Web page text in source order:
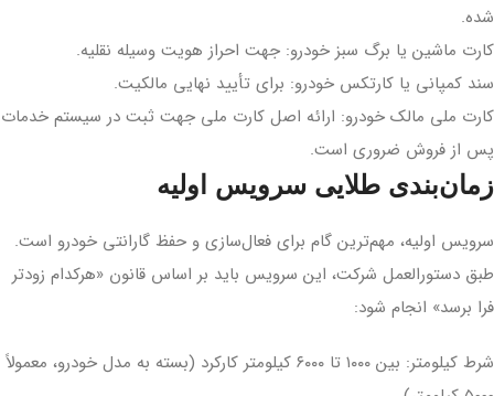
شده.
کارت ماشین یا برگ سبز خودرو: جهت احراز هویت وسیله نقلیه.
سند کمپانی یا کارتکس خودرو: برای تأیید نهایی مالکیت.
کارت ملی مالک خودرو: ارائه اصل کارت ملی جهت ثبت در سیستم خدمات
پس از فروش ضروری است.
زمان‌بندی طلایی سرویس اولیه
سرویس اولیه، مهم‌ترین گام برای فعال‌سازی و حفظ گارانتی خودرو است.
طبق دستورالعمل شرکت، این سرویس باید بر اساس قانون «هرکدام زودتر
فرا برسد» انجام شود:
شرط کیلومتر: بین ۱۰۰۰ تا ۶۰۰۰ کیلومتر کارکرد (بسته به مدل خودرو، معمولاً